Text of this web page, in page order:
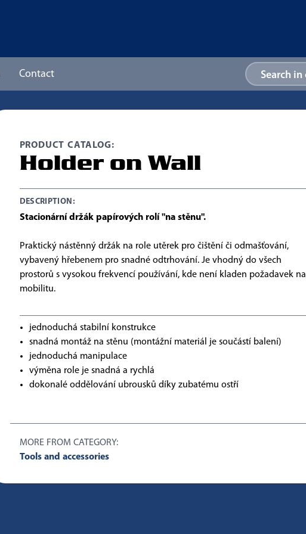
Contact
PRODUCT CATALOG:
Holder on Wall
DESCRIPTION:
Stacionární držák papírových rolí "na stěnu".
Praktický nástěnný držák na role utěrek pro čištění či odmašťování,
vybavený hřebenem pro snadné odtrhování. Je vhodný do všech
prostorů s vysokou frekvencí používání, kde není kladen požadavek na
mobilitu.
jednoduchá stabilní konstrukce
snadná montáž na stěnu (montážní materiál je součástí balení)
jednoduchá manipulace
výměna role je snadná a rychlá
dokonalé oddělování ubrousků díky zubatému ostří
MORE FROM CATEGORY:
Tools and accessories